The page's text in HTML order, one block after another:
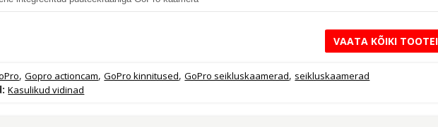
VAATA KÕIKI
,Gopro actioncam,GoPro kinnitused,GoPro seikluskaamerad, seikluskaamerad
Kasulikud vidinad